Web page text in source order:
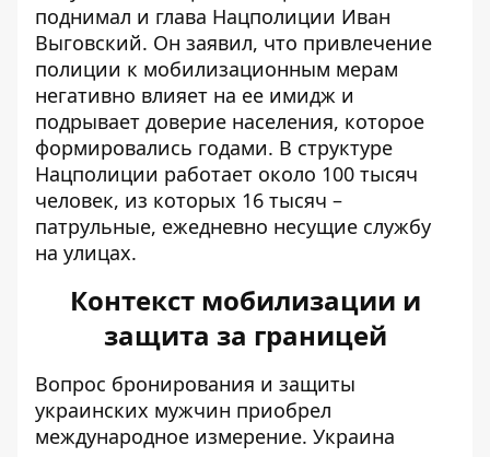
поднимал и глава Нацполиции Иван
Выговский. Он заявил, что привлечение
полиции к мобилизационным мерам
негативно влияет на ее имидж и
подрывает доверие населения, которое
формировались годами. В структуре
Нацполиции работает около 100 тысяч
человек, из которых 16 тысяч –
патрульные, ежедневно несущие службу
на улицах.
Контекст мобилизации и
защита за границей
Вопрос бронирования и защиты
украинских мужчин приобрел
международное измерение. Украина